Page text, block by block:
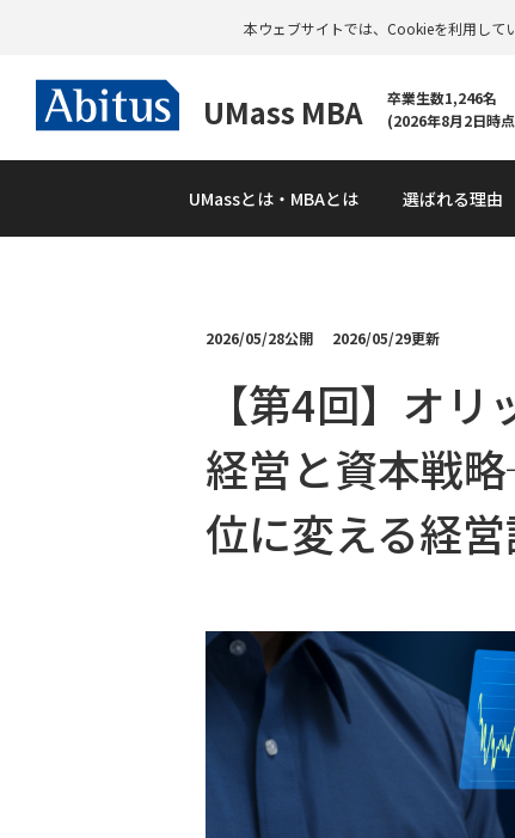
本ウェブサイトでは、Cookieを利用して
UMass MBA
卒業生数1,246名
(2026年8月2日時
UMassとは・MBAとは 選ばれる理由
2026/05/28公開 2026/05/29更新
【第4回】オ
経営と資本戦
位に変える経